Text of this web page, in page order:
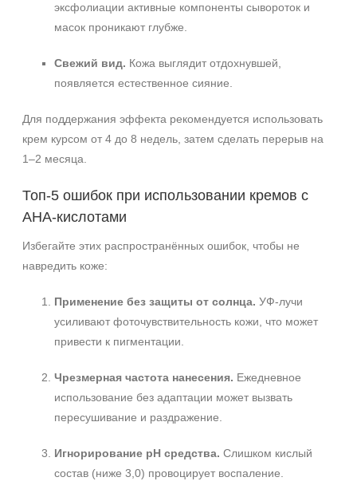
эксфолиации активные компоненты сывороток и
масок проникают глубже.
Свежий вид. Кожа выглядит отдохнувшей,
появляется естественное сияние.
Для поддержания эффекта рекомендуется использовать
крем курсом от 4 до 8 недель, затем сделать перерыв на
1–2 месяца.
Топ‑5 ошибок при использовании кремов с
АНА‑кислотами
Избегайте этих распространённых ошибок, чтобы не
навредить коже:
Применение без защиты от солнца. УФ‑лучи
усиливают фоточувствительность кожи, что может
привести к пигментации.
Чрезмерная частота нанесения. Ежедневное
использование без адаптации может вызвать
пересушивание и раздражение.
Игнорирование pH средства. Слишком кислый
состав (ниже 3,0) провоцирует воспаление.